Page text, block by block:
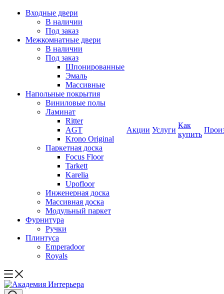
Входные двери
В наличии
Под заказ
Межкомнатные двери
В наличии
Под заказ
Шпонированные
Эмаль
Массивные
Напольные покрытия
Виниловые полы
Ламинат
Ritter
AGT
Krono Original
Паркетная доска
Focus Floor
Tarkett
Karelia
Upofloor
Инженерная доска
Массивная доска
Модульный паркет
Фурнитура
Ручки
Плинтуса
Emperadoor
Royals
Акции Услуги
Как
купить